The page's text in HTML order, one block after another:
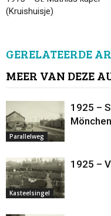
(Kruishuisje)
GERELATEERDE
MEER VAN DEZE
Parallelweg
1925 –
Kasteelsingel
1925 –